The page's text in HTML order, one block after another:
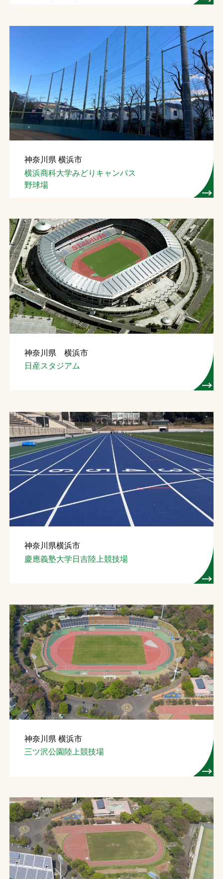
神奈川県 横浜市
横浜商科大学みどりキャンパス
野球場
神奈川県 横浜市
日産スタジアム
神奈川県横浜市
慶應義塾大学日吉陸上競技場
神奈川県 横浜市
三ツ沢公園陸上競技場